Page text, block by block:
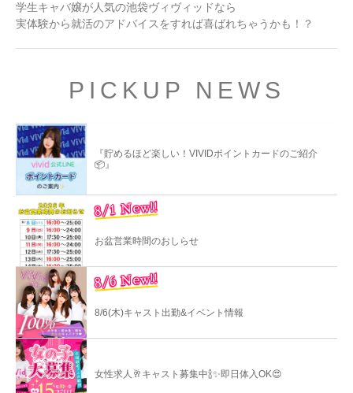
学生キャバ嬢が人気の池袋ヴィヴィッドなら
実体験から就活のアドバイスをすれば喜ばれちゃうかも！？
PICKUP NEWS
『貯めるほど楽しい！VIVIDポイントカードのご紹介
📦』
8/1 New!!
お盆営業時間のおしらせ
8/6 New!!
8/6(木)キャスト出勤&イベント情報
女性求人🥂キャスト募集中🍾✨即日体入OK😍